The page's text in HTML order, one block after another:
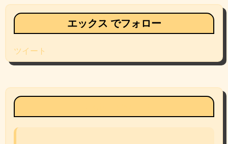
エックス でフォロー
ツイート